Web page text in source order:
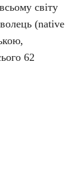
світу
(native
62